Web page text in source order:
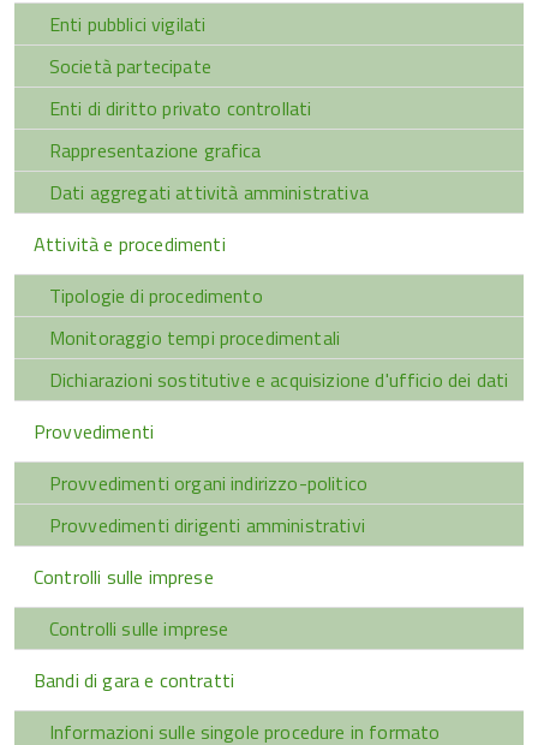
Enti pubblici vigilati
Società partecipate
Enti di diritto privato controllati
Rappresentazione grafica
Dati aggregati attività amministrativa
Attività e procedimenti
Tipologie di procedimento
Monitoraggio tempi procedimentali
Dichiarazioni sostitutive e acquisizione d'ufficio dei dati
Provvedimenti
Provvedimenti organi indirizzo-politico
Provvedimenti dirigenti amministrativi
Controlli sulle imprese
Controlli sulle imprese
Bandi di gara e contratti
Informazioni sulle singole procedure in formato